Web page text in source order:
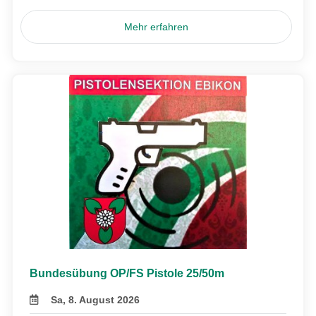
Mehr erfahren
Bundesübung OP/FS Pistole 25/50m
Sa, 8. August 2026